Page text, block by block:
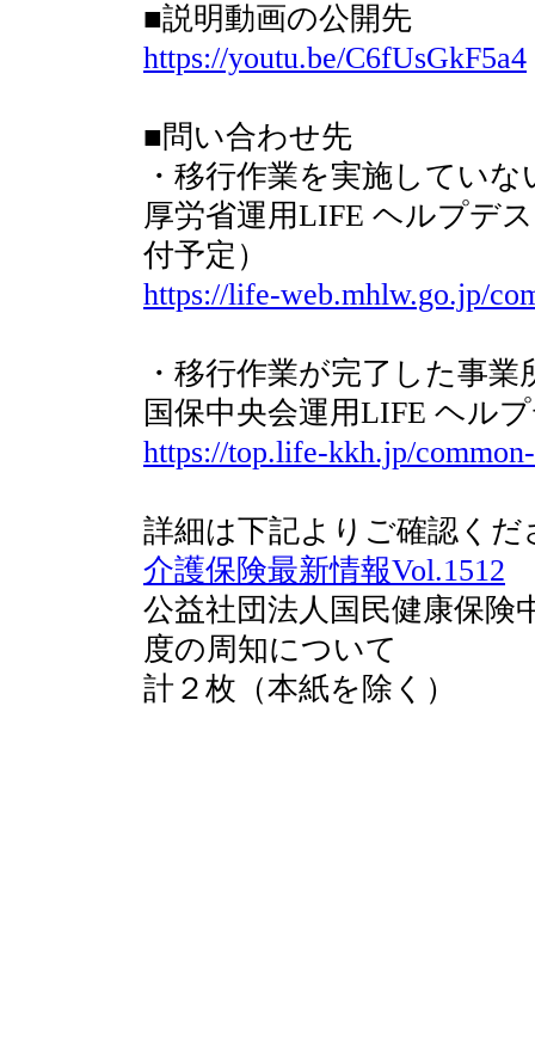
■説明動画の公開先
https://youtu.be/C6fUsGkF5a4
■問い合わせ先
・移行作業を実施してい
厚労省運用LIFE ヘルプデ
付予定）
https://life-web.mhlw.go.jp/
・移行作業が完了した事業
国保中央会運用LIFE ヘル
https://top.life-kkh.jp/
詳細は下記よりご確認くだ
介護保険最新情報Vol.1512
公益社団法人国民健康保険
度の周知について
計２枚（本紙を除く）